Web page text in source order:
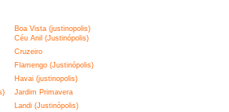
Boa Vista (justinopolis)
Céu Anil (Justinópolis)
Cruzeiro
Flamengo (Justinópolis)
Havai (justinopolis)
Jardim Primavera
Landi (Justinópolis)